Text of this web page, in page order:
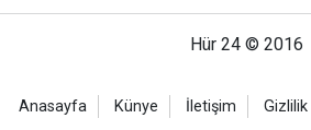
Hür 24 © 2016
Anasayfa Künye İletişim